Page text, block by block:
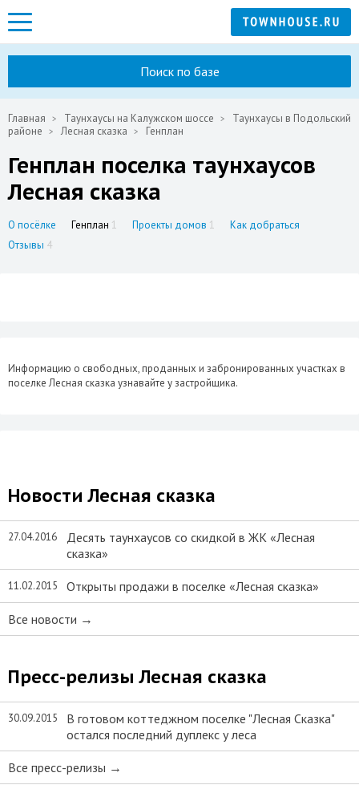
Поиск по базе
Главная Таунхаусы на Калужском шоссе
Таунхаусы в Подольский
районе
Лесная сказка Генплан
Генплан поселка таунхаусов
Лесная сказка
О посёлке Генплан 1 Проекты домов 1
Как добраться
Отзывы 4
Информацию о свободных, проданных и забронированных участках в
поселке Лесная сказка узнавайте у застройщика.
Новости Лесная сказка
27.04.2016
Десять таунхаусов со скидкой в ЖК «Лесная
сказка»
11.02.2015 Открыты продажи в поселке «Лесная сказка»
Все новости →
Пресс-релизы Лесная сказка
30.09.2015
В готовом коттеджном поселке "Лесная Сказка"
остался последний дуплекс у леса
Все пресс-релизы →